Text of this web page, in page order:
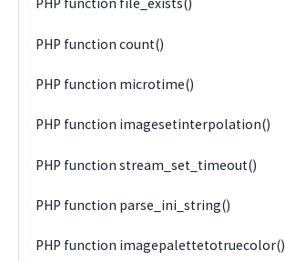
PHP function count()
PHP function microtime()
PHP function imagesetinterpolation()
PHP function stream_set_timeout()
PHP function parse_ini_string()
PHP function imagepalettetotruecolor()